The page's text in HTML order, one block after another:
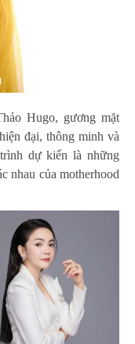
Hugo, gương mặt
đại, thông minh và
dự kiến là những
nhau của motherhood